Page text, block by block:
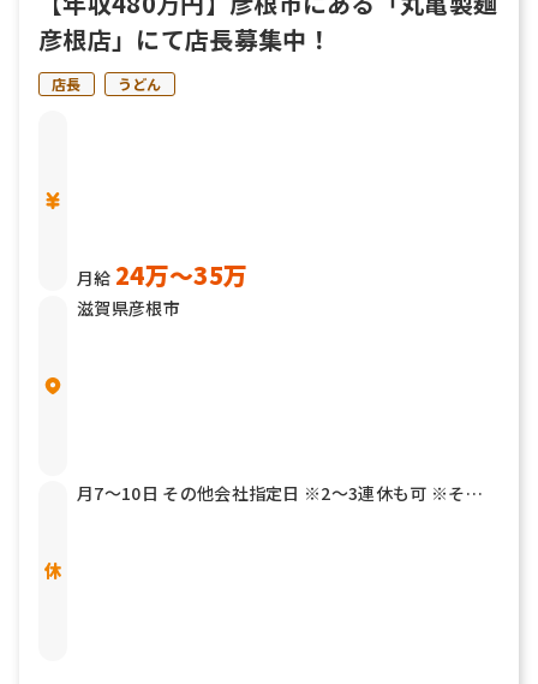
彦根店」にて店長募集中！
店長 うどん
月給 24万〜35万
滋賀県彦根市
月7～10日 その他会社指定日 ※2～3連休も可 ※その